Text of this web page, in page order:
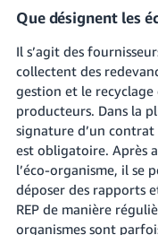
Que désignent les
Il s’agit des
collectent des
gestion et le recyclage
producteurs. Dans la
signature d’un
est obligatoire. Après
l’éco-organisme, il se
déposer des rapports
REP de manière
organismes sont